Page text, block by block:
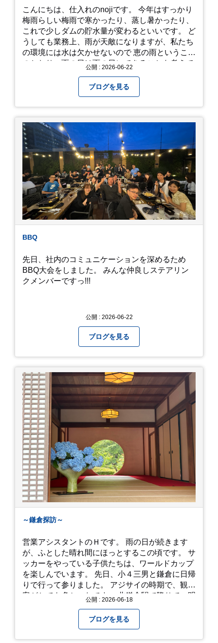
こんにちは、仕入れのnojiです。 今年はすっかり
梅雨らしい梅雨で寒かったり、蒸し暑かったり、
これで少しダムの貯水量が変わるといいです。 ど
うしても業務上、雨が天敵になりますが、私たち
の環境には水は欠かせないので 恵の雨というこば
のとおり、雨の日は雨の日にできることを考えて
になってしまいましたが、お家には代々10年以上
続く ヒメダカがいますが、そのメダカの池にはト
ンボが卵を産んで、ヤゴがいたり、変な虫が いた
りします。ヤゴはメダカを食べてしまうのでほん
とは別にしたいのですが、トンボに かえるところ
が見たくて飼ってみました。 が、途中までかえり
そうでしたが、だめなようでした。 秋にはたくさ
んのトンボが飛んでいますが、自然の中で成虫に
かえるというのは厳しいんだなと 実感しました。
私たち、生かされている以上、一所懸命何かをし
ないともったいないなと メダカのお池のトンボか
ら教えていただきました。
公開 : 2026-06-22
ブログを見る
BBQ
先日、社内のコミュニケーションを深めるため
BBQ大会をしました。 みんな仲良しステアリン
クメンバーですっ!!!
公開 : 2026-06-22
ブログを見る
～鎌倉探訪～
営業アシスタントのＨです。 雨の日が続きます
が、ふとした晴れ間にほっとするこの頃です。 サ
ッカーをやっている子供たちは、ワールドカップ
を楽しんでいます。 先日、小４三男と鎌倉に日帰
りで行って参りました。 アジサイの時期で、観光
客がとても多かったです。 北鎌倉駅で降りて、明
器を購入⇒お昼ご飯⇒鶴岡八幡宮⇒江ノ電で大仏
へ。 江ノ島は時間切れで断念！ 明月院のアジサ
イは白にフチが紫のが特に素敵だと思いました。
公開 : 2026-06-18
ブログを見る